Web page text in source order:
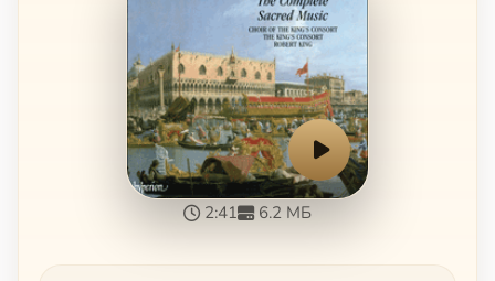
2:41 6.2 МБ